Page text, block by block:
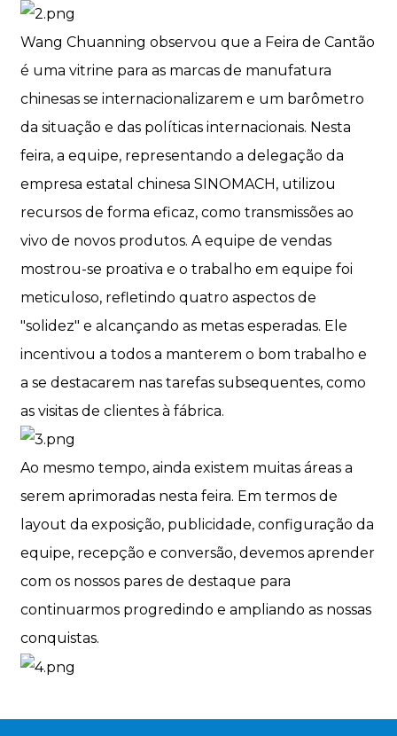
Wang Chuanning observou que a Feira de Cantão
é uma vitrine para as marcas de manufatura
chinesas se internacionalizarem e um barômetro
da situação e das políticas internacionais. Nesta
feira, a equipe, representando a delegação da
empresa estatal chinesa SINOMACH, utilizou
recursos de forma eficaz, como transmissões ao
vivo de novos produtos. A equipe de vendas
mostrou-se proativa e o trabalho em equipe foi
meticuloso, refletindo quatro aspectos de
"solidez" e alcançando as metas esperadas. Ele
incentivou a todos a manterem o bom trabalho e
a se destacarem nas tarefas subsequentes, como
as visitas de clientes à fábrica.
Ao mesmo tempo, ainda existem muitas áreas a
serem aprimoradas nesta feira. Em termos de
layout da exposição, publicidade, configuração da
equipe, recepção e conversão, devemos aprender
com os nossos pares de destaque para
continuarmos progredindo e ampliando as nossas
conquistas.